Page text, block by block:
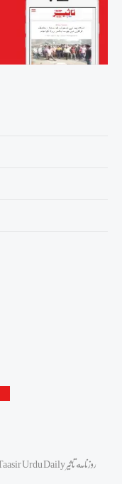
© 2026 Taasir Urdu Daily روزنامه تاثیر